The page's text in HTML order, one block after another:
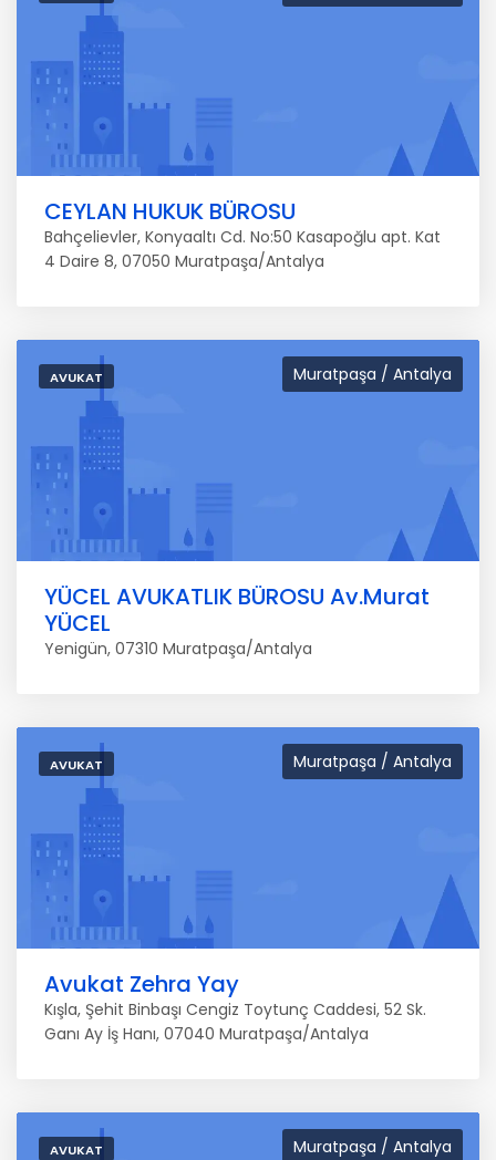
CEYLAN HUKUK BÜROSU
Bahçelievler, Konyaaltı Cd. No:50 Kasapoğlu apt. Kat
4 Daire 8, 07050 Muratpaşa/Antalya
Muratpaşa / Antalya
AVUKAT
YÜCEL AVUKATLIK BÜROSU Av.Murat
YÜCEL
Yenigün, 07310 Muratpaşa/Antalya
Muratpaşa / Antalya
AVUKAT
Avukat Zehra Yay
Kışla, Şehit Binbaşı Cengiz Toytunç Caddesi, 52 Sk.
Ganı Ay İş Hanı, 07040 Muratpaşa/Antalya
Muratpaşa / Antalya
AVUKAT